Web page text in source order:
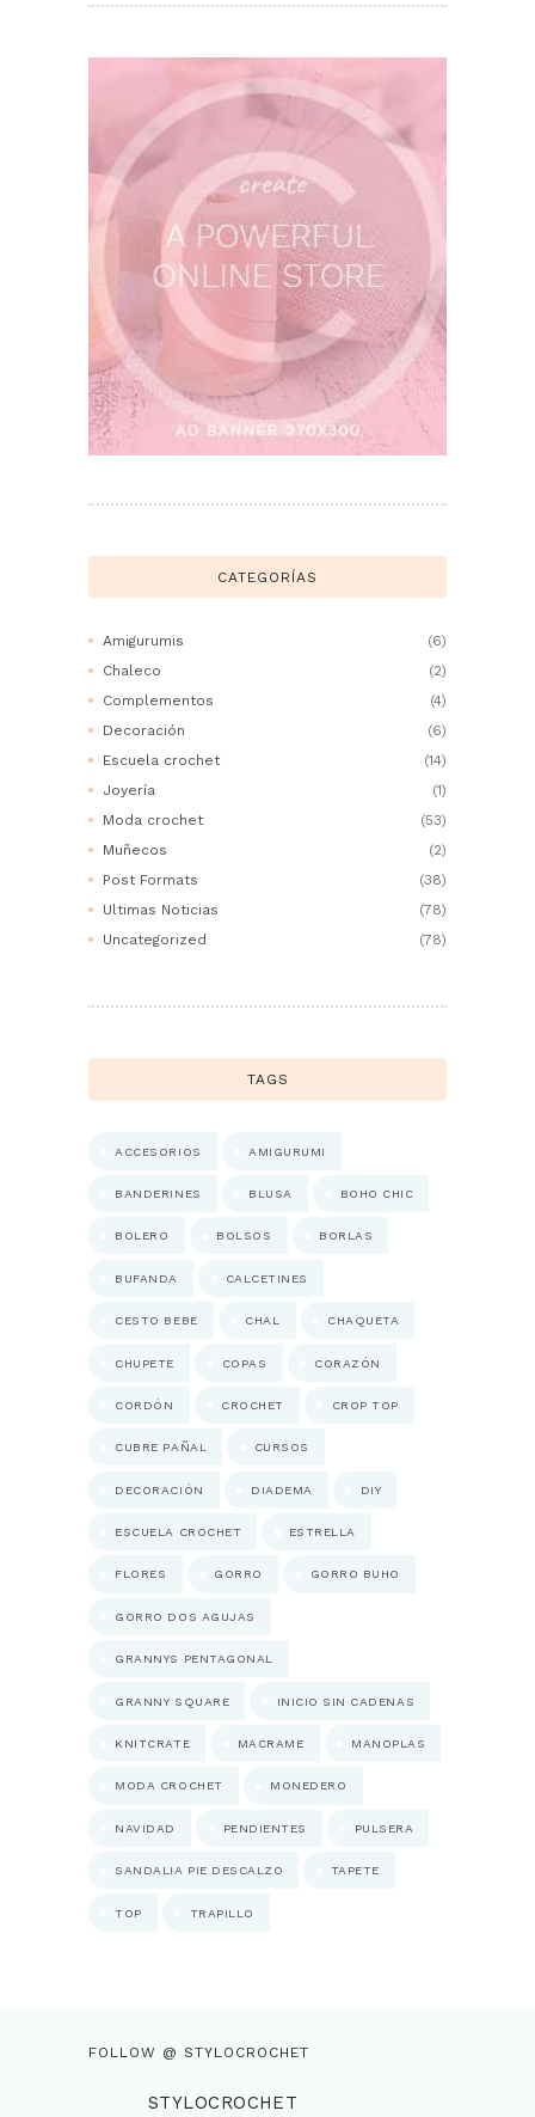
CATEGORÍAS
Amigurumis
(6)
Chaleco
(2)
Complementos
(4)
Decoración
(6)
Escuela crochet
(14)
Joyería
(1)
Moda crochet
(53)
Muñecos
(2)
Post Formats
(38)
Ultimas Noticias
(78)
Uncategorized
(78)
TAGS
ACCESORIOS AMIGURUMI
BANDERINES BLUSA BOHO CHIC
BOLERO BOLSOS BORLAS
BUFANDA CALCETINES
CESTO BEBE CHAL CHAQUETA
CHUPETE COPAS CORAZÓN
CORDÓN CROCHET CROP TOP
CUBRE PAÑAL CURSOS
DECORACIÓN DIADEMA DIY
ESCUELA CROCHET ESTRELLA
FLORES GORRO GORRO BUHO
GORRO DOS AGUJAS
GRANNYS PENTAGONAL
GRANNY SQUARE INICIO SIN CADENAS
KNITCRATE MACRAME MANOPLAS
MODA CROCHET MONEDERO
NAVIDAD PENDIENTES PULSERA
SANDALIA PIE DESCALZO TAPETE
TOP TRAPILLO
FOLLOW @ STYLOCROCHET
STYLOCROCHET